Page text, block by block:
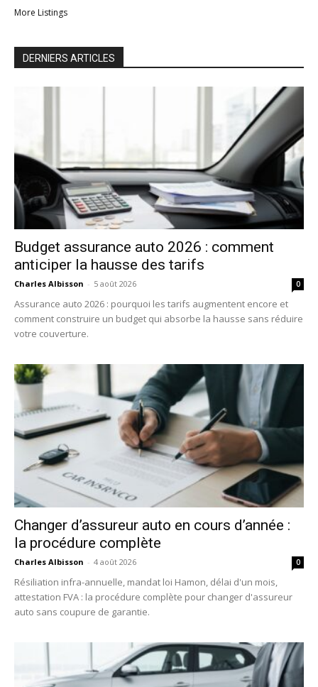
More Listings
DERNIERS ARTICLES
Budget assurance auto 2026 : comment
anticiper la hausse des tarifs
Charles Albisson - 5 août 2026 0
Assurance auto 2026 : pourquoi les tarifs augmentent encore et
comment construire un budget qui absorbe la hausse sans réduire
votre couverture.
Changer d’assureur auto en cours d’année :
la procédure complète
Charles Albisson - 4 août 2026 0
Résiliation infra-annuelle, mandat loi Hamon, délai d'un mois,
attestation FVA : la procédure complète pour changer d'assureur
auto sans coupure de garantie.